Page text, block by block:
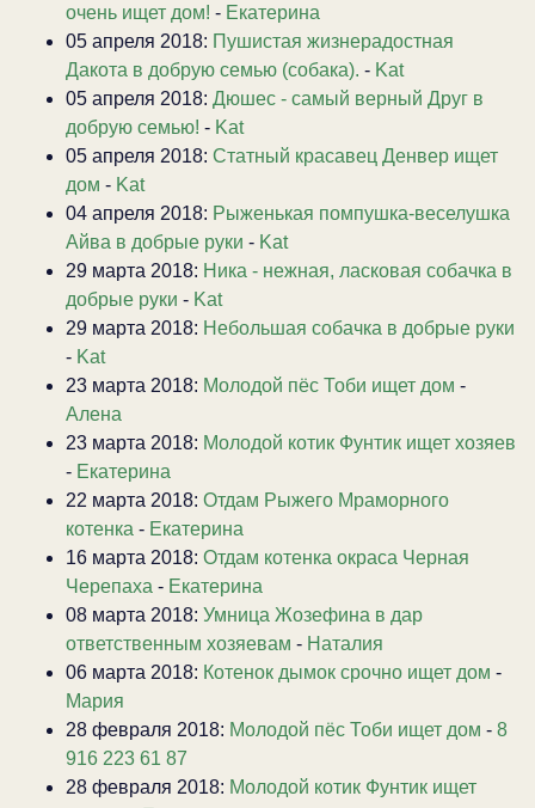
очень ищет дом! - Екатерина
05 апреля 2018: Пушистая жизнерадостная
Дакота в добрую семью (собака). - Kat
05 апреля 2018: Дюшес - самый верный Друг в
добрую семью! - Kat
05 апреля 2018: Статный красавец Денвер ищет
дом - Kat
04 апреля 2018: Рыженькая помпушка-веселушка
Айва в добрые руки - Kat
29 марта 2018: Ника - нежная, ласковая собачка в
добрые руки - Kat
29 марта 2018: Небольшая собачка в добрые руки
- Kat
23 марта 2018: Молодой пёс Тоби ищет дом -
Алена
23 марта 2018: Молодой котик Фунтик ищет хозяев
- Екатерина
22 марта 2018: Отдам Рыжего Мраморного
котенка - Екатерина
16 марта 2018: Отдам котенка окраса Черная
Черепаха - Екатерина
08 марта 2018: Умница Жозефина в дар
ответственным хозяевам - Наталия
06 марта 2018: Котенок дымок срочно ищет дом -
Мария
28 февраля 2018: Молодой пёс Тоби ищет дом - 8
916 223 61 87
28 февраля 2018: Молодой котик Фунтик ищет